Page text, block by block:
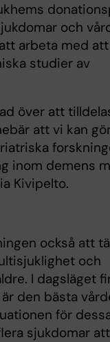
och
arbeta med
studier av
över att
att vi kan
inom demens
Kivipelto.
också att
och
I dagsläget
den bästa
för
sjukdomar